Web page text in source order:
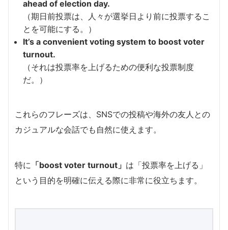
ahead of election day.
（期日前投票は、人々が選挙日より前に投票するこ
とを可能にする。）
It’s a convenient voting system to boost voter
turnout.
（それは投票率を上げるための便利な投票制度
だ。）
これらのフレーズは、SNSでの投稿や海外の友人との
カジュアルな会話でも自然に使えます。
特に 「boost voter turnout」 は「投票率を上げる」
という目的を明確に伝える際に非常に役立ちます。